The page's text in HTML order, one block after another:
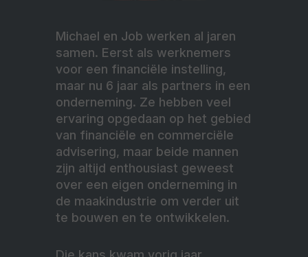
Michael en Job werken al jaren
samen. Eerst als werknemers
voor een financiële instelling,
maar nu 6 jaar als partners in een
onderneming. Ze hebben veel
ervaring opgedaan op het gebied
van financiële en commerciële
advisering, maar beide mannen
zijn altijd enthousiast geweest
over een eigen onderneming in
de maakindustrie om verder uit
te bouwen en te ontwikkelen.